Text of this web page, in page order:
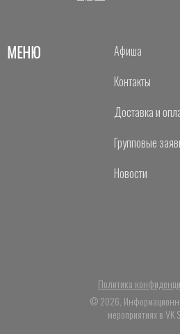
МЕНЮ
Афиша
Контакты
Доставка и
Групповые
Новости
Политика
© 2026,
мероприятиях в VK